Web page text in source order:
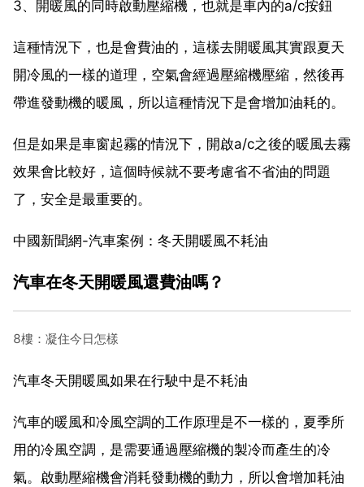
3、開暖風的同時啟動壓縮機，也就是車內的a/c按鈕
這種情況下，也是會費油的，這樣去開暖風其實跟夏天
開冷風的一樣的道理，空氣會經過壓縮機壓縮，然後再
帶進發動機的暖風，所以這種情況下是會增加油耗的。
但是如果是車窗起霧的情況下，開啟a/c之後的暖風去霧
效果會比較好，這個時候就不要考慮省不省油的問題
了，安全是最重要的。
中國新聞網-汽車案例：冬天開暖風不耗油
汽車在冬天開暖風還費油嗎？
8樓：凝住今日怎樣
汽車冬天開暖風如果在行駛中是不耗油
汽車的暖風和冷風空調的工作原理是不一樣的，夏季所
用的冷風空調，是需要通過壓縮機的製冷而產生的冷
氣。啟動壓縮機會消耗發動機的動力，所以會增加耗油